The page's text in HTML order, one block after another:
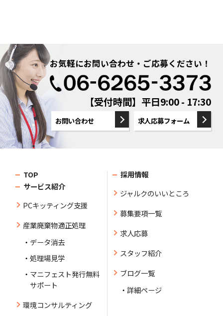
お気軽にお問い合わせ・ご応募ください！
【受付時間】平日9:00 - 17:30
お問い合わせ 求人応募フォーム
TOP
サービス紹介
PCキッティング支援
産業廃棄物適正処理
データ消去
処理場見学
マニフェスト発行無料
サポート
環境コンサルティング
採用情報
ジャルクのいいところ
募集要項一覧
求人応募
スタッフ紹介
ブログ一覧
詳細ページ